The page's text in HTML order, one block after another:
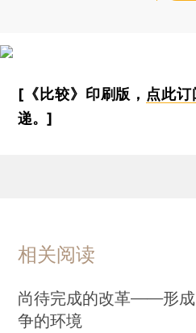
[《比较》印刷版， 点此订
递。]
相关阅读
尚待完成的改革——形成
争的环境